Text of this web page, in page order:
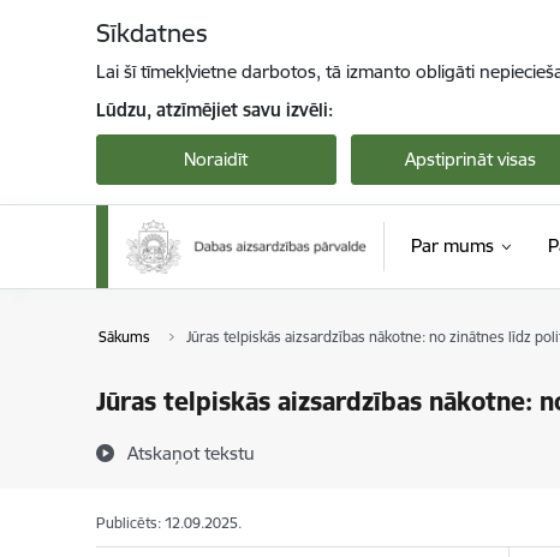
Sīkdatnes
Lai šī tīmekļvietne darbotos, tā izmanto obligāti
Lūdzu, atzīmējiet savu izvēli:
Noraidīt Apstiprināt visas
Par mums
Sākums Jūras telpiskās aizsardzības nākotne: no zinātnes līdz
Jūras telpiskās aizsardzības nākotne:
Atskaņot tekstu
Publicēts: 12.09.2025.